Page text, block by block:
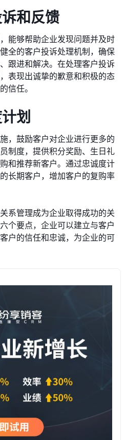
和反馈
能够帮助企业发现问题并及时
全的客户投诉处理机制，确保
跟进和解决。在处理客户投诉
表现出诚挚的歉意和积极的态
信任。
划
，鼓励客户对企业进行更多的
制度，提供积分奖励、生日礼
和推荐新客户。通过忠诚度计
长期客户，增加客户的复购率
系管理成为企业取得成功的关
个要点，企业可以建立与客户
户的信任和忠诚，为企业的可